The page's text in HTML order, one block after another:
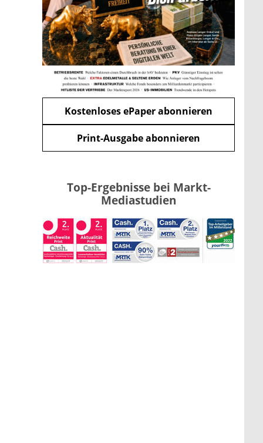
WEITERE ARTIKEL
zurückweiter
Förderung im Überblick –
Tabelle mit Kreditbeträgen und
Einkommensgrenzen
mehr
Kostenloses ePaper abonnieren
Print-Ausgabe abonnieren
Top-Ergebnisse bei Markt-
Mediastudien